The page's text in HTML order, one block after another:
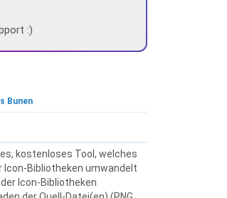
:)
Bunen
kostenloses Tool, welches
Icon-Bibliotheken umwandelt
Icon-Bibliotheken